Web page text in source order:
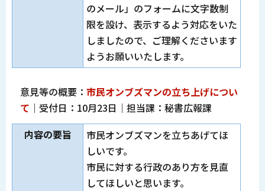
のメール」のフォームに文字数制
限を設け、表示するよう対応をいた
しましたので、ご理解くださいます
ようお願いいたします。
意見等の概要： 市民オンブズマンの立ち上げについ
て ｜受付日：10月23日｜担当課：秘書広報課
内容の要旨
市民オンブズマンを立ちあげてほ
しいです。
市民に対する行政のあり方を見直
してほしいと思います。